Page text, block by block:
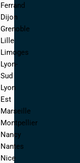
Ferrand
Dijon
Grenoble
Lille
Limoges
Lyon-
Sud
Lyon
Est
Marseille
Montpellier
Nancy
Nantes
Nice